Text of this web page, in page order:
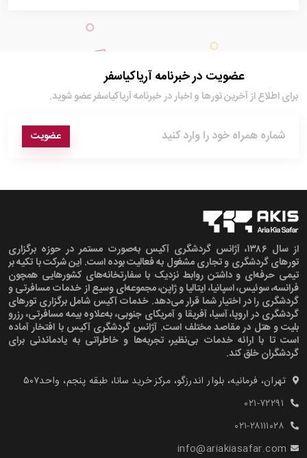
عضویت در خبرنامه آریاکیاسفر
برای اطلاع از آخرین تور‌ها و اخبار در خبرنامه آریاکیاسفر عضو شوید.
عضویت
از سال ۱۳۸۶، آژانس گردشگری آکیس به‌صورت مستمر در حوزه برگزاری
تورهای گردشگری و تجاری مشغول به فعالیت بوده است. این شرکت با تکیه بر
تیمی حرفه‌ای و داشتن روابط نزدیک با سفارتخانه‌های کشورهایی همچون
فرانسه، سوئیس، اسپانیا، ایتالیا و ژاپن، مجموعه‌ای وسیع از خدمات مسافرتی و
گردشگری را در اختیار شما قرار می‌دهد. خدمات آکیس شامل برگزاری تورهای
گردشگری در اروپا، آسیا، آفریقا و آمریکای جنوبی، به‌علاوه بیمه مسافرتی، رزرو
بلیت و هتل در مقاصد مختلف است. آژانس گردشگری آکیس با افتخار آماده
است تا با ارائه خدمات بی‌نظیر، تجربه‌ها و خاطراتی به یادماندنی برای
گردشگران خلق کند.
تهران، فرمانیه، بلوار اندرزگو، مرکز خرید سانا، طبقه پنجم، واحد۵۰۷‍
۰۲۱-۷۲۲۹۱
۰۲۱-۲۸۱۱۱۰۲۸
info@ariakiasafar.com